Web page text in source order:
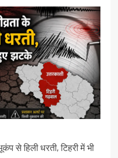
से हिली धरती, टिहरी में भी